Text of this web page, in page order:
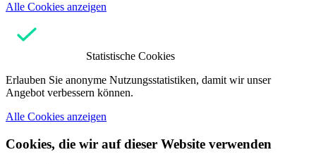
Alle Cookies anzeigen
Statistische Cookies
Erlauben Sie anonyme Nutzungsstatistiken, damit wir unser
Angebot verbessern können.
Alle Cookies anzeigen
Cookies, die wir auf dieser Website verwenden